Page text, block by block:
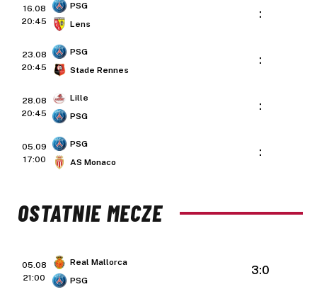
16.08
20:45
PSG
Lens
:
23.08
20:45
PSG
Stade Rennes
:
28.08
20:45
Lille
PSG
:
05.09
17:00
PSG
AS Monaco
:
OSTATNIE MECZE
05.08
21:00
Real Mallorca
PSG
3:0